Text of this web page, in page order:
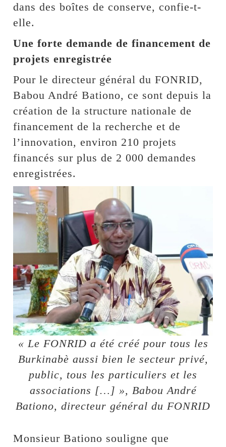
dans des boîtes de conserve, confie-t-
elle.
Une forte demande de financement de
projets enregistrée
Pour le directeur général du FONRID,
Babou André Bationo, ce sont depuis la
création de la structure nationale de
financement de la recherche et de
l’innovation, environ 210 projets
financés sur plus de 2 000 demandes
enregistrées.
« Le FONRID a été créé pour tous les
Burkinabè aussi bien le secteur privé,
public, tous les particuliers et les
associations […] », Babou André
Bationo, directeur général du FONRID
Monsieur Bationo souligne que